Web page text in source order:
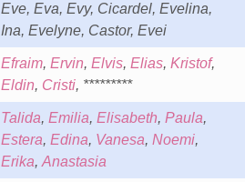
Eve, Eva, Evy, Cicardel, Evelina,
Ina, Evelyne, Castor, Evei
Efraim, Ervin, Elvis, Elias, Kristof,
Eldin, Cristi, *********
Talida, Emilia, Elisabeth, Paula,
Estera, Edina, Vanesa, Noemi,
Erika, Anastasia